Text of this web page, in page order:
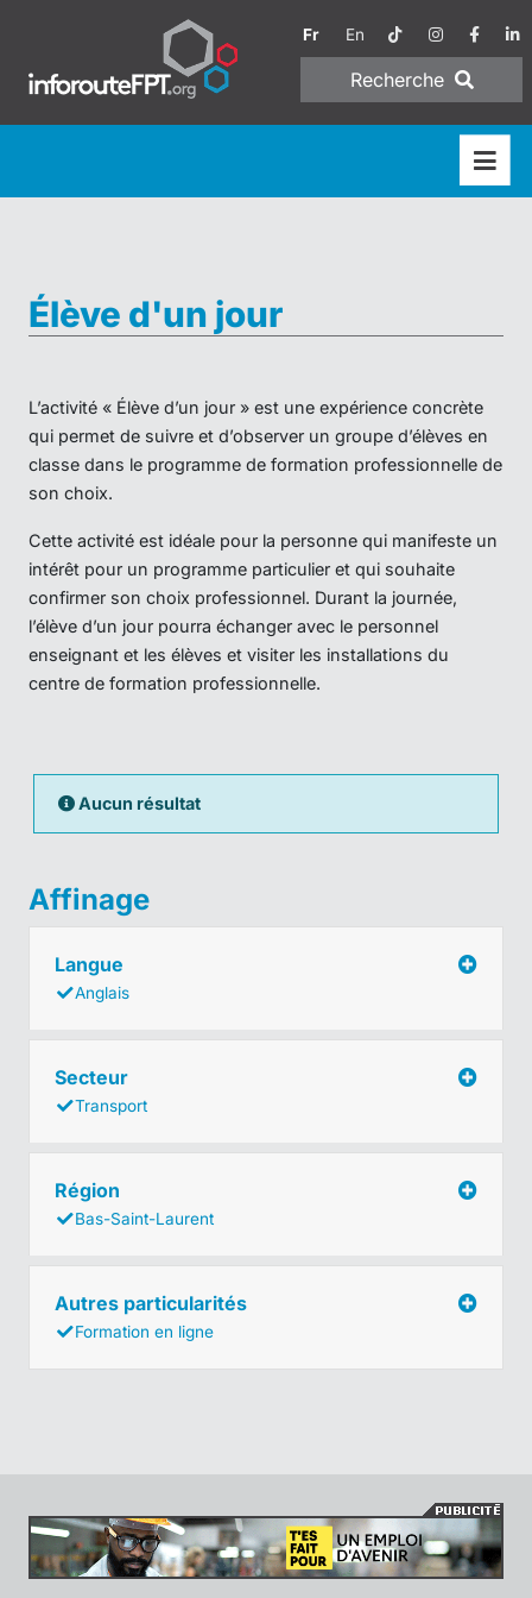
Fr En
Recherche
Élève d'un jour
L’activité « Élève d’un jour » est une expérience concrète
qui permet de suivre et d’observer un groupe d’élèves en
classe dans le programme de formation professionnelle de
son choix.
Cette activité est idéale pour la personne qui manifeste un
intérêt pour un programme particulier et qui souhaite
confirmer son choix professionnel. Durant la journée,
l’élève d’un jour pourra échanger avec le personnel
enseignant et les élèves et visiter les installations du
centre de formation professionnelle.
Aucun résultat
Affinage
Langue
Anglais
Secteur
Transport
Région
Bas-Saint-Laurent
Autres particularités
Formation en ligne